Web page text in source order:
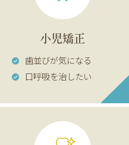
小児矯正
歯並びが気になる
口呼吸を治したい